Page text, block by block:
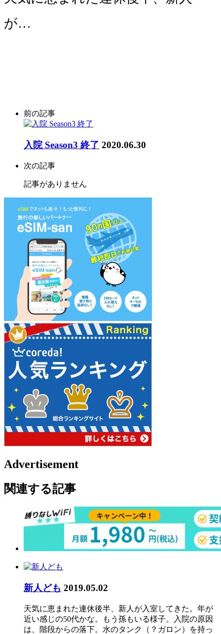
が…
前の記事
入院 Season3 終了 2020.06.30
次の記事
記事がありません
Advertisement
関連する記事
新人ども 2019.05.02
天気に恵まれた連休後半、新人が入室してきた。年が
近い感じの50代かな。もう孫もいる様子。入院の原因
は、階段からの落下。水のタンク（？ガロン）を持っ